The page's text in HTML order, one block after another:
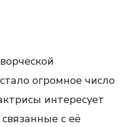
огромное число
интересует
с её